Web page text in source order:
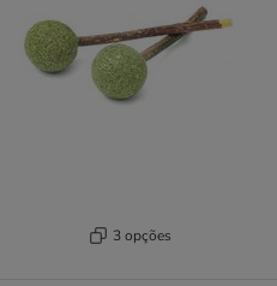
3 opções